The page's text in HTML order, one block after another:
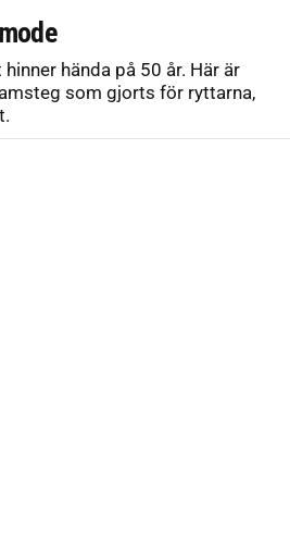
hända på 50 år. Här är
som gjorts för ryttarna,